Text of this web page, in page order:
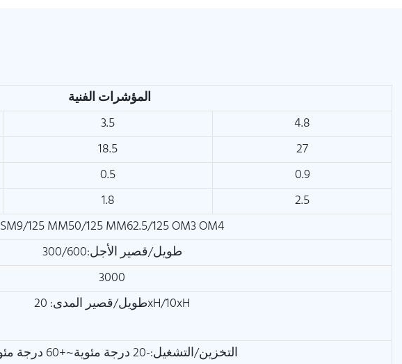
3.5
4.8
18.5
27
0.5
0.9
1.8
2.5
SM9/125 MM50/125 MM62.5/125 OM3 OM4
طويل/قصير الأجل:300/600
3000
طويل/قصير المدى: 20xH/10xH
التخزين/التشغيل:-20 درجة مئوية~+60 درجة مئوية